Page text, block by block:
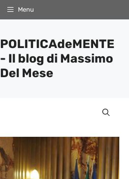
Menu
POLITICAdeMENTE
- Il blog di Massimo
Del Mese